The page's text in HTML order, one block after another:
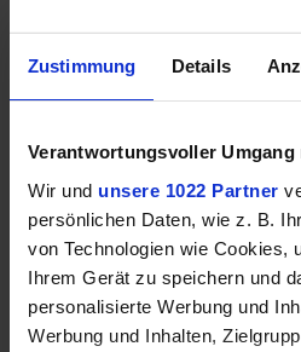
Zustimmung Details
Verantwortungsvoller Umgang
Wir und unsere 1022 Partner
persönlichen Daten, wie z. B.
von Technologien wie Cookies,
Ihrem Gerät zu speichern und
personalisierte Werbung und
Werbung und Inhalten,
Auflösung
Unser Bottleneck Rechner
der Beta-Phase! Bugs und
demDiscord